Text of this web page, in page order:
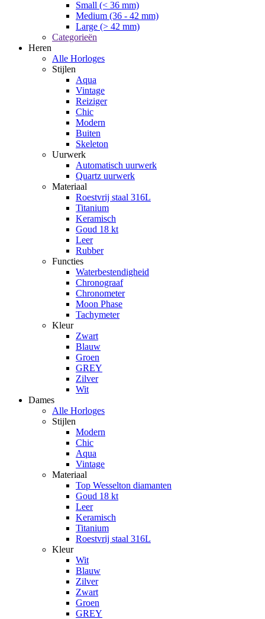
Small (< 36 mm)
Medium (36 - 42 mm)
Large (> 42 mm)
Categorieën
Heren
Alle Horloges
Stijlen
Aqua
Vintage
Reiziger
Chic
Modern
Buiten
Skeleton
Uurwerk
Automatisch uurwerk
Quartz uurwerk
Materiaal
Roestvrij staal 316L
Titanium
Keramisch
Goud 18 kt
Leer
Rubber
Functies
Waterbestendigheid
Chronograaf
Chronometer
Moon Phase
Tachymeter
Kleur
Zwart
Blauw
Groen
GREY
Zilver
Wit
Dames
Alle Horloges
Stijlen
Modern
Chic
Aqua
Vintage
Materiaal
Top Wesselton diamanten
Goud 18 kt
Leer
Keramisch
Titanium
Roestvrij staal 316L
Kleur
Wit
Blauw
Zilver
Zwart
Groen
GREY